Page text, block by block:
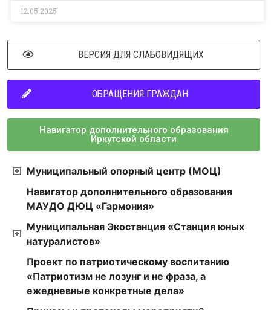
12.05.2025
ВЕРСИЯ ДЛЯ СЛАБОВИДЯЩИХ
ОБРАЩЕНИЯ ГРАЖДАН
Навигатор дополнительного образования
Иркутской области
Муниципальный опорный центр (МОЦ)
Навигатор дополнительного образования
МАУДО ДЮЦ «Гармония»
Муниципальная Экостанция «Станция юных
натуралистов»
Проект по патриотическому воспитанию
«Патриотизм не лозунг и не фраза, а
ежедневные конкретные дела»